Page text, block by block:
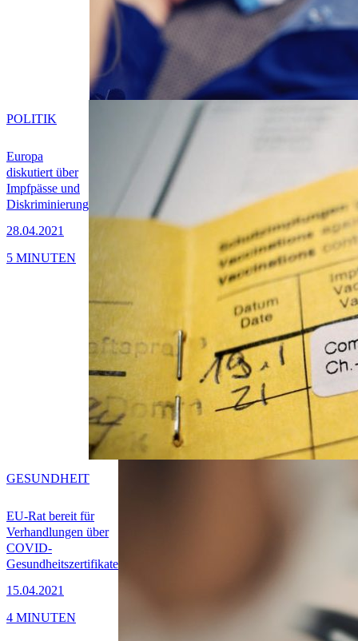
Europa
diskutiert über
Impfpässe und
Diskriminierung
28.04.2021
POLITIK
5 MINUTEN
EU-Rat bereit für
Verhandlungen über
COVID-
Gesundheitszertifikate
15.04.2021
GESUNDHEIT
4 MINUTEN